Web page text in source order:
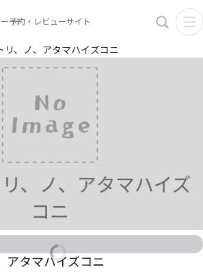
予約・レビューサイト
リ、ノ、アタマハイズコニ
アタマハイズコニ